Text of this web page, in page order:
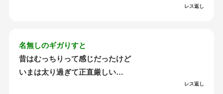
レス返し
名無しのギガりすと
昔はむっちりって感じだったけど
いまは太り過ぎて正直厳しい…
レス返し